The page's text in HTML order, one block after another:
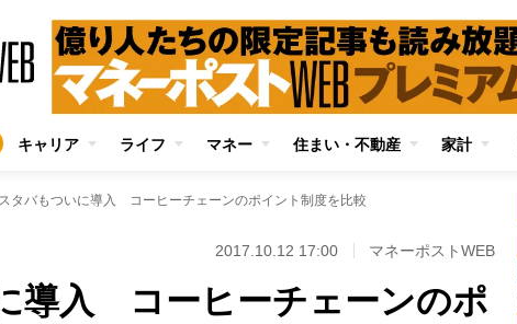
キャリア ライフ マネー 住まい・不動産 家計
スタバもついに導入 コーヒーチェーンのポイント制度を比較
2017.10.12 17:00 マネーポストWEB
導入 コーヒーチェーンのポ